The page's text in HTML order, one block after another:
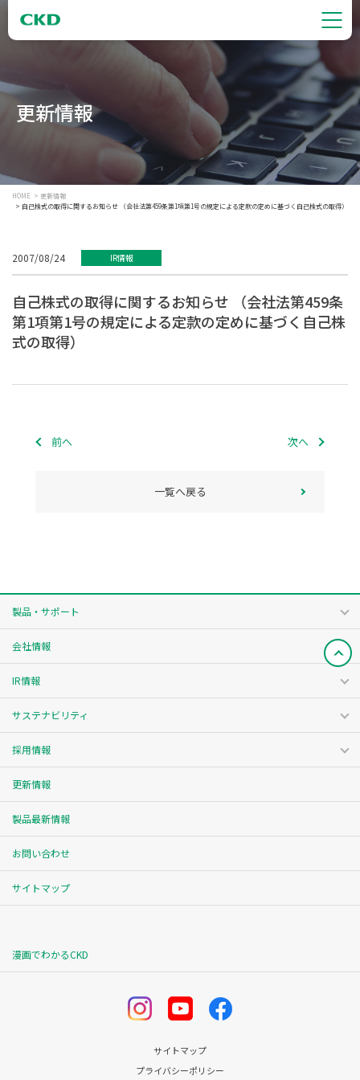
更新情報
HOME
更新情報
自己株式の取得に関するお知らせ （会社法第459条第1項第1号の規定による定款の定めに基づく自己株式の取得）
2007/08/24 IR情報
自己株式の取得に関するお知らせ （会社法第459条
第1項第1号の規定による定款の定めに基づく自己株
式の取得）
前へ 次へ
一覧へ戻る
製品・サポート
会社情報
IR情報
サステナビリティ
採用情報
更新情報
製品最新情報
お問い合わせ
サイトマップ
漫画でわかるCKD
サイトマップ
プライバシーポリシー